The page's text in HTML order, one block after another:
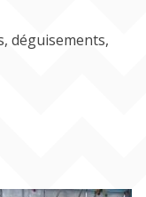
déguisements,